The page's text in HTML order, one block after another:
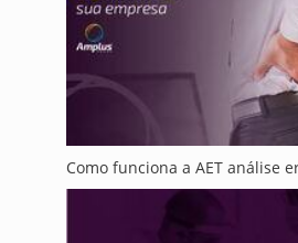
Como funciona a AET análise